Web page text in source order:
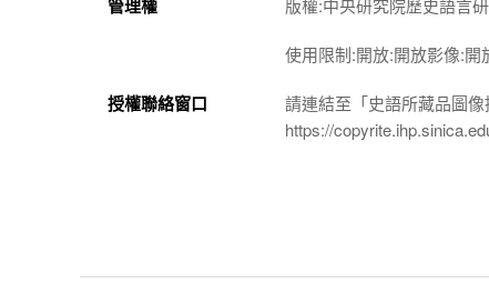
管理權 版權:中央研究院歷史語言
使用限制:開放:開放影像:開
授權聯絡窗口
請連結至「史語所藏品圖
https://